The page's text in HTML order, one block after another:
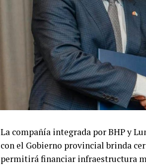
tarjetas y billeteras virtuales, la
tipo de crédito y del acreedor.
La principal excepción corresponde
3,86% de los clientes registra
compra de vehículos prendados,
de incumplimiento, ya que el
cancelar la deuda.
mediante créditos comerciales. Sin
bienes involucrados y la posibilidad
de financiación reducen el incentivo
La compañía integrada por BHP y
con el Gobierno provincial brinda
permitirá financiar infraestructura